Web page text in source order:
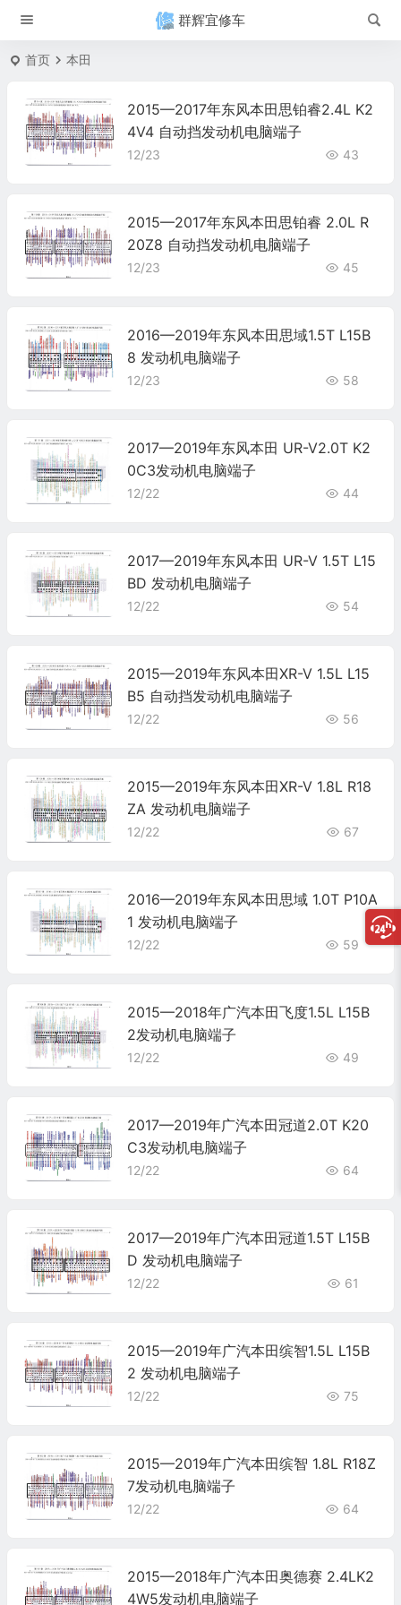
群辉宜修车
首页 本田
2015—2017年东风本田思铂睿2.4L K2
4V4 自动挡发动机电脑端子
12/23 43
2015—2017年东风本田思铂睿 2.0L R
20Z8 自动挡发动机电脑端子
12/23 45
2016—2019年东风本田思域1.5T L15B
8 发动机电脑端子
12/23 58
2017—2019年东风本田 UR-V2.0T K2
0C3发动机电脑端子
12/22 44
2017—2019年东风本田 UR-V 1.5T L15
BD 发动机电脑端子
12/22 54
2015—2019年东风本田XR-V 1.5L L15
B5 自动挡发动机电脑端子
12/22 56
2015—2019年东风本田XR-V 1.8L R18
ZA 发动机电脑端子
12/22 67
2016—2019年东风本田思域 1.0T P10A
1 发动机电脑端子
12/22 59
2015—2018年广汽本田飞度1.5L L15B
2发动机电脑端子
12/22 49
2017—2019年广汽本田冠道2.0T K20
C3发动机电脑端子
12/22 64
2017—2019年广汽本田冠道1.5T L15B
D 发动机电脑端子
12/22 61
2015—2019年广汽本田缤智1.5L L15B
2 发动机电脑端子
12/22 75
2015—2019年广汽本田缤智 1.8L R18Z
7发动机电脑端子
12/22 64
2015—2018年广汽本田奥德赛 2.4LK2
4W5发动机电脑端子